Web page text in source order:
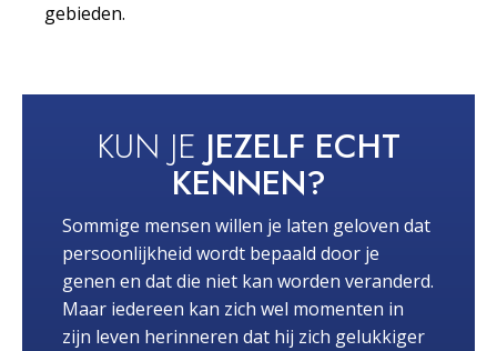
gebieden.
KUN JE JEZELF ECHT
KENNEN?
Sommige mensen willen je laten geloven dat
persoonlijkheid wordt bepaald door je
genen en dat die niet kan worden veranderd.
Maar iedereen kan zich wel momenten in
zijn leven herinneren dat hij zich gelukkiger